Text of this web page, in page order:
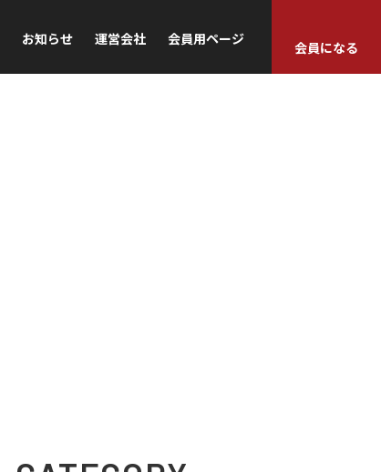
お知らせ 運営会社 会員用ページ
会員になる